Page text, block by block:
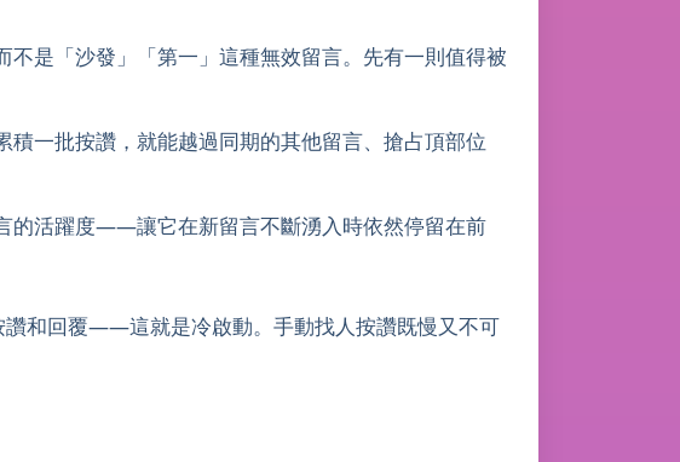
是「沙發」「第一」這種無效留言。先有一則值得被
一批按讚，就能越過同期的其他留言、搶占頂部位
的活躍度——讓它在新留言不斷湧入時依然停留在前
讚和回覆——這就是冷啟動。手動找人按讚既慢又不可